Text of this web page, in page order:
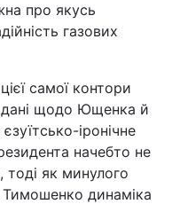
про якусь
газових
самої контори
дані щодо Ющенка й
іронічне
начебто не
як минулого
динаміка